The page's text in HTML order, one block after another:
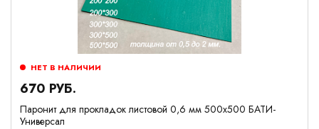
Паронит для прокладок листовой 0,6 мм 500х500 БАТИ-
Универсал
НЕТ В НАЛИЧИИ
670 РУБ.